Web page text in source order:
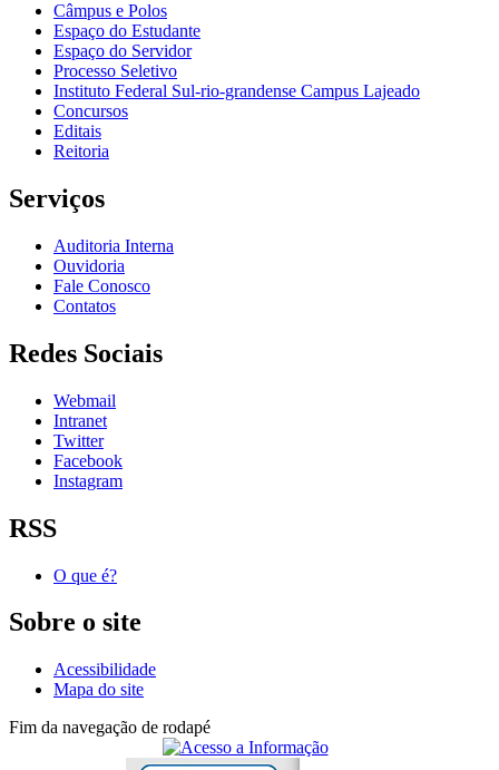
Câmpus e Polos
Espaço do Estudante
Espaço do Servidor
Processo Seletivo
Instituto Federal Sul-rio-grandense Campus Lajeado
Concursos
Editais
Reitoria
Serviços
Auditoria Interna
Ouvidoria
Fale Conosco
Contatos
Redes Sociais
Webmail
Intranet
Twitter
Facebook
Instagram
RSS
O que é?
Sobre o site
Acessibilidade
Mapa do site
Fim da navegação de rodapé